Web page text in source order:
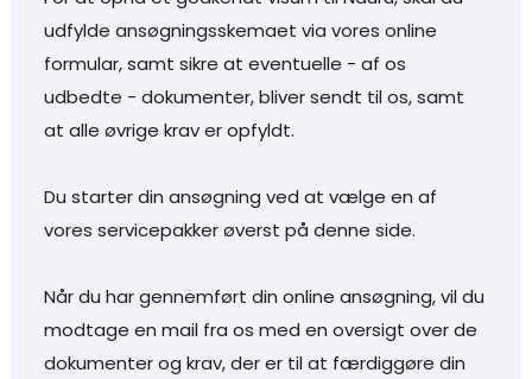
udfylde ansøgningsskemaet via vores online
formular, samt sikre at eventuelle - af os
udbedte - dokumenter, bliver sendt til os, samt
at alle øvrige krav er opfyldt.
Du starter din ansøgning ved at vælge en af
vores servicepakker øverst på denne side.
Når du har gennemført din online ansøgning, vil du
modtage en mail fra os med en oversigt over de
dokumenter og krav, der er til at færdiggøre din